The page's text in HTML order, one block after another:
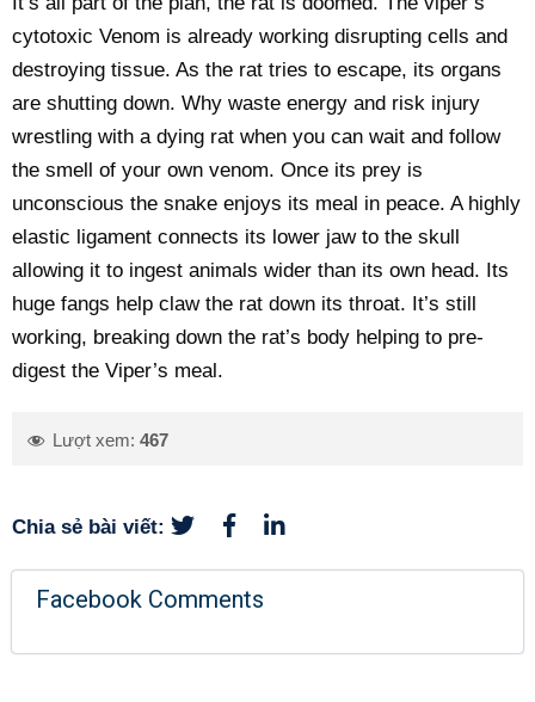
cytotoxic Venom is already working disrupting cells and
destroying tissue. As the rat tries to escape, its organs
are shutting down. Why waste energy and risk injury
wrestling with a dying rat when you can wait and follow
the smell of your own venom. Once its prey is
unconscious the snake enjoys its meal in peace. A highly
elastic ligament connects its lower jaw to the skull
allowing it to ingest animals wider than its own head. Its
huge fangs help claw the rat down its throat. It’s still
working, breaking down the rat’s body helping to pre-
digest the Viper’s meal.
Lượt xem: 467
Chia sẻ bài viết:
Facebook Comments